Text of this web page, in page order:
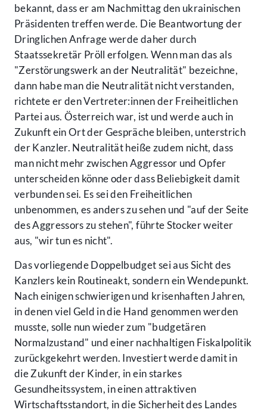
bekannt, dass er am Nachmittag den ukrainischen
Präsidenten treffen werde. Die Beantwortung der
Dringlichen Anfrage werde daher durch
Staatssekretär Pröll erfolgen. Wenn man das als
"Zerstörungswerk an der Neutralität" bezeichne,
dann habe man die Neutralität nicht verstanden,
richtete er den Vertreter:innen der Freiheitlichen
Partei aus. Österreich war, ist und werde auch in
Zukunft ein Ort der Gespräche bleiben, unterstrich
der Kanzler. Neutralität heiße zudem nicht, dass
man nicht mehr zwischen Aggressor und Opfer
unterscheiden könne oder dass Beliebigkeit damit
verbunden sei. Es sei den Freiheitlichen
unbenommen, es anders zu sehen und "auf der Seite
des Aggressors zu stehen", führte Stocker weiter
aus, "wir tun es nicht".
Das vorliegende Doppelbudget sei aus Sicht des
Kanzlers kein Routineakt, sondern ein Wendepunkt.
Nach einigen schwierigen und krisenhaften Jahren,
in denen viel Geld in die Hand genommen werden
musste, solle nun wieder zum "budgetären
Normalzustand" und einer nachhaltigen Fiskalpolitik
zurückgekehrt werden. Investiert werde damit in
die Zukunft der Kinder, in ein starkes
Gesundheitssystem, in einen attraktiven
Wirtschaftsstandort, in die Sicherheit des Landes